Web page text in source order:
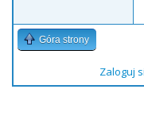
Góra strony
Zaloguj